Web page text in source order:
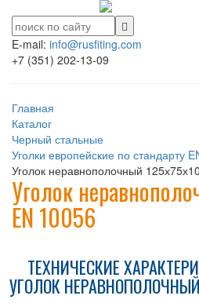
E-mail: info@rusfiting.com
+7 (351) 202-13-09
Главная
Каталог
Черный стальные
Уголки европейские по стандарту
Уголок неравнополочный
Уголок
EN 10056
ТЕХНИЧЕСКИЕ
УГОЛОК НЕРАВНОПОЛОЧНЫЙ